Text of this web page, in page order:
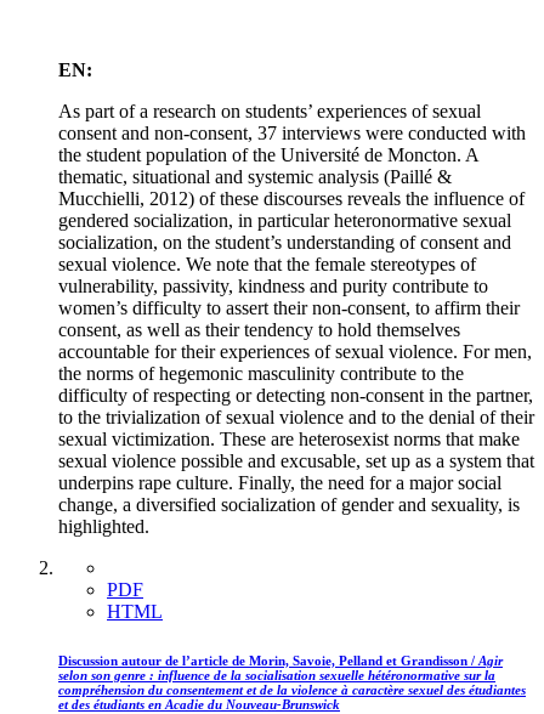
EN:
As part of a research on students’ experiences of sexual
consent and non-consent, 37 interviews were conducted with
the student population of the Université de Moncton. A
thematic, situational and systemic analysis (Paillé &
Mucchielli, 2012) of these discourses reveals the influence of
gendered socialization, in particular heteronormative sexual
socialization, on the student’s understanding of consent and
sexual violence. We note that the female stereotypes of
vulnerability, passivity, kindness and purity contribute to
women’s difficulty to assert their non-consent, to affirm their
consent, as well as their tendency to hold themselves
accountable for their experiences of sexual violence. For men,
the norms of hegemonic masculinity contribute to the
difficulty of respecting or detecting non-consent in the partner,
to the trivialization of sexual violence and to the denial of their
sexual victimization. These are heterosexist norms that make
sexual violence possible and excusable, set up as a system that
underpins rape culture. Finally, the need for a major social
change, a diversified socialization of gender and sexuality, is
highlighted.
PDF
HTML
Discussion autour de l’article de Morin, Savoie, Pelland et Grandisson / Agir
selon son genre : influence de la socialisation sexuelle hétéronormative sur la
compréhension du consentementet de la violence à caractère sexuel des étudiantes
et des étudiants en Acadie du Nouveau-Brunswick